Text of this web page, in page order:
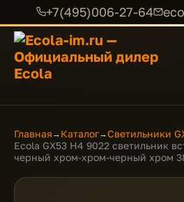
+7(495)006-27-64
Главная → Каталог→Светильники
Ecola GX53 H4 9022 светильник
черный хром-хром-черный хром